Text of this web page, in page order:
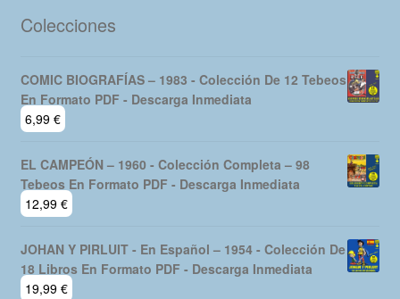
Colecciones
COMIC BIOGRAFÍAS – 1983 - Colección De 12 Tebeos
En Formato PDF - Descarga Inmediata
6,99 €
EL CAMPEÓN – 1960 - Colección Completa – 98
Tebeos En Formato PDF - Descarga Inmediata
12,99 €
JOHAN Y PIRLUIT - En Español – 1954 - Colección De
18 Libros En Formato PDF - Descarga Inmediata
19,99 €